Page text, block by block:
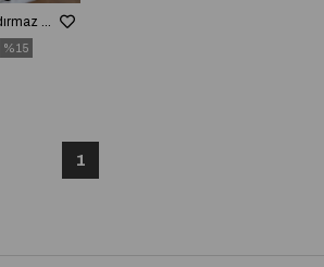
PureFresh 4lü Krem Sızdırmaz Vakum Kapaklı Cam Saklama Kabı
%15
1